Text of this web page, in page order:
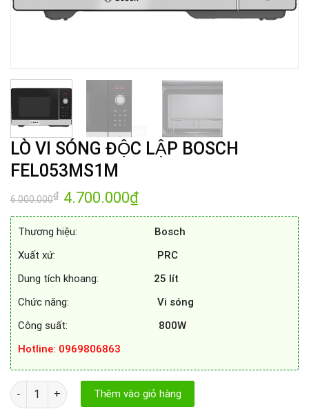
LÒ VI SÓNG ĐỘC LẬP BOSCH
FEL053MS1M
6.000.000₫ Giá
gốc
là:
4.700.000₫Giá
tại
4.700.000₫.
Thương hiệu:
Bosch
Xuất xứ:
PRC
Dung tích khoang: 25 lít
Chức năng: Vi sóng
Công suất: 800W
Hotline: 0969806863
LÒ VI SÓNG ĐỘC LẬP BOSCH FEL053MS1M số lượng
Thêm vào giỏ hàng